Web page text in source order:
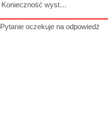
Konieczność wyst…
Pytanie oczekuje na odpowiedź